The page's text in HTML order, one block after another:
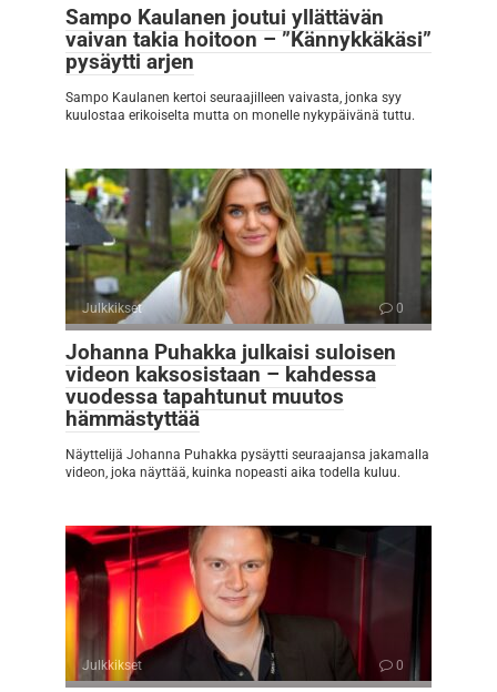
Sampo Kaulanen joutui yllättävän
vaivan takia hoitoon – ”Kännykkäkäsi”
pysäytti arjen
Sampo Kaulanen kertoi seuraajilleen vaivasta, jonka syy
kuulostaa erikoiselta mutta on monelle nykypäivänä tuttu.
Julkkikset 0
Johanna Puhakka julkaisi suloisen
videon kaksosistaan – kahdessa
vuodessa tapahtunut muutos
hämmästyttää
Näyttelijä Johanna Puhakka pysäytti seuraajansa jakamalla
videon, joka näyttää, kuinka nopeasti aika todella kuluu.
Julkkikset 0